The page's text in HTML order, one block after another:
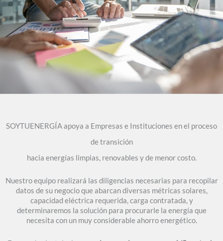
SOYTUENERGÍA apoya a Empresas e Instituciones en el proceso
de transición
hacia energías limpias, renovables y de menor costo.
Nuestro equipo realizará las diligencias necesarias para recopilar
datos de su negocio que abarcan diversas métricas solares,
capacidad eléctrica requerida, carga contratada, y
determinaremos la solución para procurarle la energía que
necesita con un muy considerable ahorro energético.